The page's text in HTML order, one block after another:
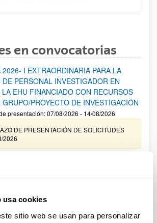
usa cookies
sitio web se usan para personalizar
en convocatorias
2026- I EXTRAORDINARIA PARA LA
PERSONAL INVESTIGADOR EN
EHU FINANCIADO CON RECURSOS
PROYECTO DE INVESTIGACIÓN
presentación: 07/08/2026 - 14/08/2026
DE PRESENTACIÓN DE SOLICITUDES
2026
de la adquisición y renovación de
y fondos bibliográficos en la
de errores del listado provisional de
y excluidas. 23/03/2026: Relación